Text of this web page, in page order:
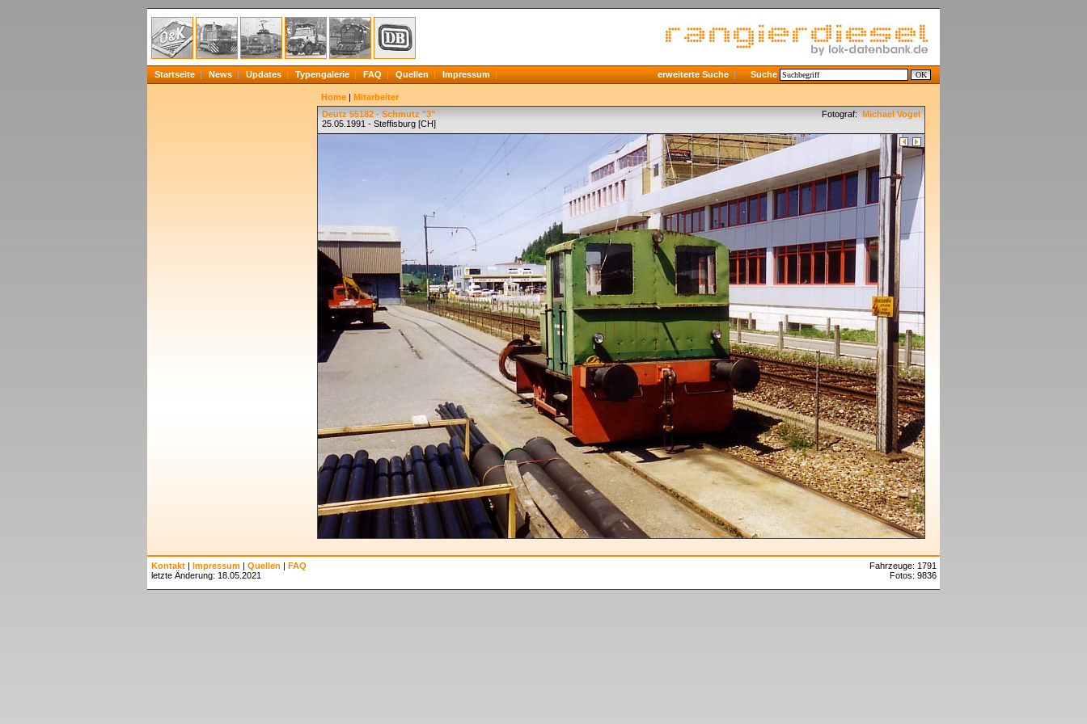
Startseite News Updates Typengalerie FAQ Quellen Impressum erweiterte Suche Suche
Home | Mitarbeiter
Deutz 55182 - Schmutz "3"
25.05.1991 - Steffisburg [CH]
Fotograf: Michael Vogel
Kontakt | Impressum | Quellen | FAQ
letzte Änderung: 18.05.2021
Fahrzeuge: 1791
Fotos: 9836